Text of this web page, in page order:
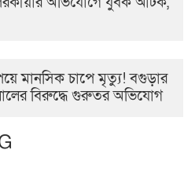
মানসিক চাপে মৃত্যু! বগুড়ার
বিরুদ্ধে গুরুতর অভিযোগ